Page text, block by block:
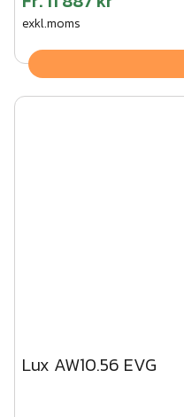
exkl.moms
Lux AW10.56 EVG